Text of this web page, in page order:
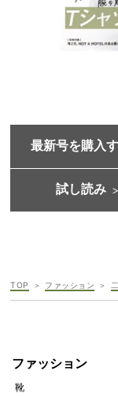
最新号を購入
試し読み
TOP ファッション
ファッション
靴